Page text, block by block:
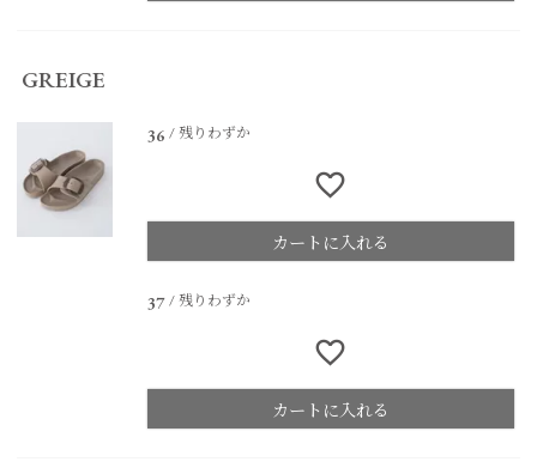
GREIGE
36 残りわずか
カートに入れる
37 残りわずか
カートに入れる